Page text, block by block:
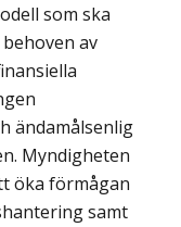
som ska
av
ändamålsenlig
Myndigheten
öka förmågan
samt